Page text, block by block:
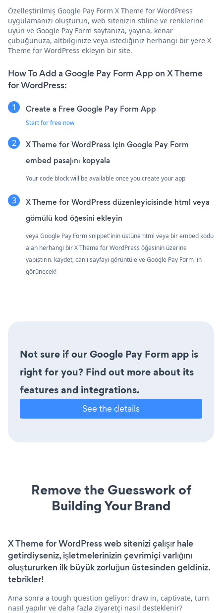
Özelleştirilmiş Google Pay Form X Theme for WordPress
uygulamanızı oluşturun, web sitenizin stiline ve renklerine
uyun ve Google Pay Form sayfanıza, yayına, kenar
çubuğunuza, altbilginize veya istediğiniz herhangi bir yere X
Theme for WordPress ekleyin bir site.
How To Add a Google Pay Form App on X Theme
for WordPress:
Create a Free Google Pay Form App
Start for free now
X Theme for WordPress için Google Pay Form
embed pasajını kopyala
Your code block will be available once you create your app
X Theme for WordPress düzenleyicisinde html veya
gömülü kod öğesini ekleyin
veya Google Pay Form snippet'inin üstüne html veya bir embed kodu
alan herhangi bir X Theme for WordPress öğesinin üzerine
yapıştırın. kaydet, canlı sayfayı görüntüle ve Google Pay Form 'in
görünecek!
Not sure if our Google Pay Form app is
right for you? Find out more about its
features and integrations.
See the details
Remove the Guesswork of
Building Your Brand
X Theme for WordPress web sitenizi çalışır hale
getirdiyseniz, işletmelerinizin çevrimiçi varlığını
oluştururken ilk büyük zorluğun üstesinden geldiniz.
tebrikler!
Ama sonra a tough question geliyor: draw in, captivate, turn
nasıl yapılır ve daha fazla ziyaretçi nasıl desteklenir?